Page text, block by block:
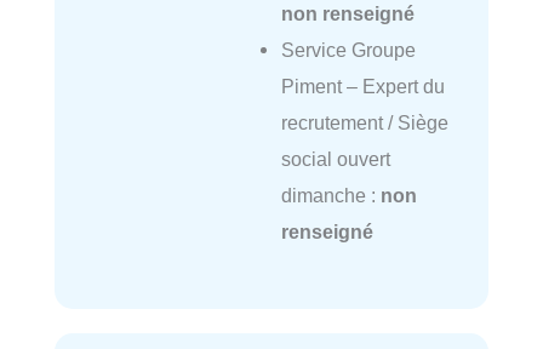
non renseigné
Service Groupe
Piment – Expert du
recrutement / Siège
social ouvert
dimanche : non
renseigné